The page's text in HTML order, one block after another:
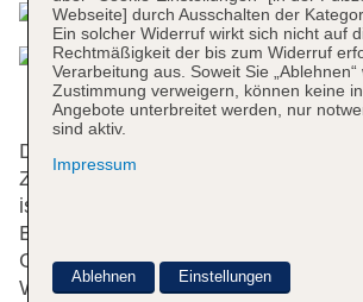
Das Hotel mit einem Aufzug verfügt
Zimmer. Das freundliche Personal
ist gerne bei allen Fragen behilflich.
Einrichtungen der Unterbringung
Gepäckaufbewahrung, ein Safe
Wechselstube. Im Haus steht
Webseite] durch Ausschalten der
Ein solcher Widerruf wirkt sich nicht auf
Rechtmäßigkeit der bis zum Widerruf
Verarbeitung aus. Soweit Sie
Zustimmung verweigern, können keine
Angebote unterbreitet werden, nur
sind aktiv.
Impressum
Ablehnen Einstellungen